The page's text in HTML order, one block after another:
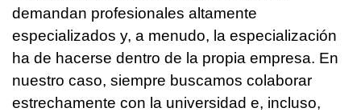
demandan profesionales altamente
especializados y, a menudo, la especialización
ha de hacerse dentro de la propia empresa. En
nuestro caso, siempre buscamos colaborar
estrechamente con la universidad e, incluso,